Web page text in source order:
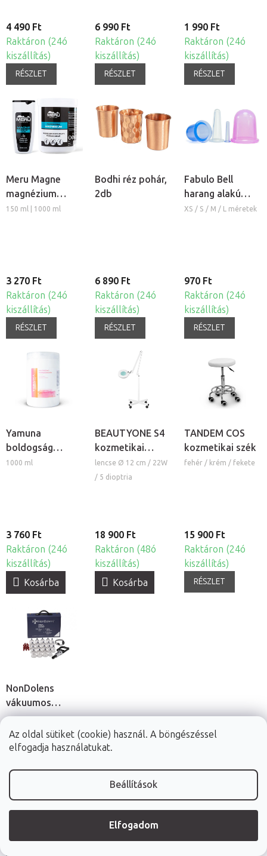
Az oldal sütiket (cookie) használ. A böngészéssel
elfogadja használatukat.
Beállítások
Elfogadom
4 490 Ft
Raktáron (24ó
kiszállítás)
RÉSZLET
6 990 Ft
Raktáron (24ó
kiszállítás)
RÉSZLET
1 990 Ft
Raktáron (24ó
kiszállítás)
RÉSZLET
Meru Magne
magnézium
masszázs krém
150 ml | 1000 ml
3 270 Ft
Raktáron (24ó
kiszállítás)
RÉSZLET
Bodhi réz pohár,
2db
6 890 Ft
Raktáron (24ó
kiszállítás)
RÉSZLET
Fabulo Bell
harang alakú
szilikon köpöly
XS / S / M / L méretek
970 Ft
Raktáron (24ó
kiszállítás)
RÉSZLET
Yamuna
boldogság
masszázskrém
1000 ml
3 760 Ft
Raktáron (24ó
kiszállítás)
Kosárba
BEAUTYONE S4
kozmetikai
lámpa nagyítóval
és állvánnyal
lencse Ø 12 cm / 22W
/ 5 dioptria
18 900 Ft
Raktáron (48ó
kiszállítás)
Kosárba
TANDEM COS
kozmetikai szék
fehér / krém / fekete
15 900 Ft
Raktáron (24ó
kiszállítás)
RÉSZLET
NonDolens
vákuumos
köpölykészlet
pumpával, 19db
Raktáron (24ó